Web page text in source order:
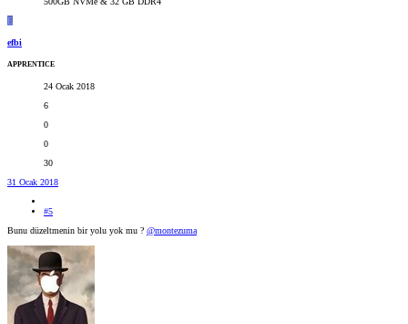
E
efbi
APPRENTICE
24 Ocak 2018
6
0
0
30
31 Ocak 2018
#5
Bunu düzeltmenin bir yolu yok mu ? @montezuma